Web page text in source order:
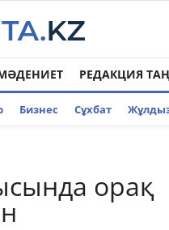
РЕДАКЦИЯ
Бизнес Cұхбат
орақ